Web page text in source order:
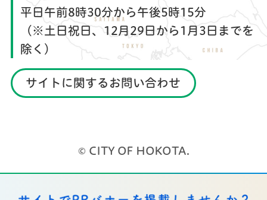
平日午前8時30分から午後5時15分
（※土日祝日、12月29日から1月3日までを
除く）
サイトに関するお問い合わせ
© CITY OF HOKOTA.